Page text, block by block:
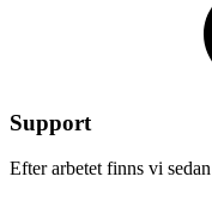
Support
Efter arbetet finns vi